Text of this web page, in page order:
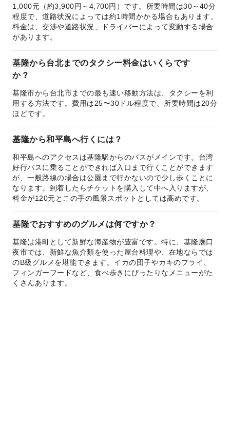
1,000元（約3,900円～4,700円）です。所要時間は30～40分
程度で、道路状況によっては約1時間かかる場合もあります。
料金は、交渉や道路状況、ドライバーによって変動する場合
があります。
基隆から台北までのタクシー料金はいくらです
か？
基隆市から台北市までの最も速い移動方法は、タクシーを利
用する方法です。費用は25〜30ドル程度で、所要時間は20分
ほどです。
基隆から和平島へ行くには？
和平島へのアクセスは基隆駅からのバスがメインです。台湾
好行バスに乗ることができれば入口まで行くことができます
が、一般路線の場合は公園まで行かないので少し歩くことに
なります。到着したらチケットを購入して中へ入りますが、
料金が120元とこの手の風景スポットとしては高めです。
基隆でおすすめのグルメは何ですか？
基隆は港町として新鮮な海産物が豊富です。特に、基隆廟口
夜市では、新鮮な魚介類を使った屋台料理や、在地ならでは
のB級グルメを堪能できます。イカの団子やカキのフライ、
フィンガーフードなど、食べ歩きにぴったりなメニューがた
くさんあります。